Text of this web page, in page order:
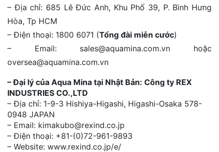
– Địa chỉ: 685 Lê Đức Anh, Khu Phố 39, P. Bình Hưng
Hòa, Tp HCM
– Điện thoại: 1800 6071 (Tổng đài miễn cước)
– Email: sales@aquamina.com.vn hoặc
oversea@aquamina.com.vn
– Đại lý của Aqua Mina tại Nhật Bản: Công ty REX
INDUSTRIES CO.,LTD
– Địa chỉ: 1-9-3 Hishiya-Higashi, Higashi-Osaka 578-
0948 JAPAN
– Email: kimakubo@rexind.co.jp
– Điện thoại: +81-(0)72-961-9893
– Website: www.rexind.co.jp/e/